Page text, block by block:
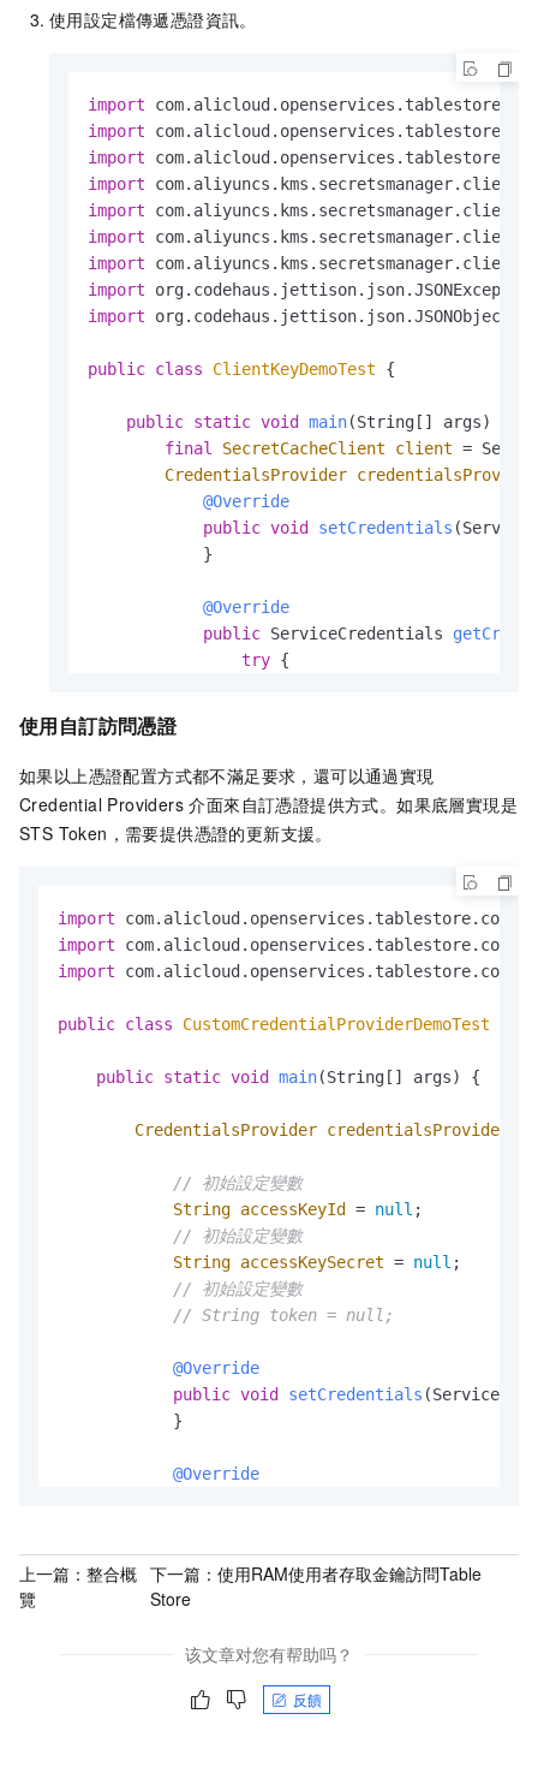
使用設定檔傳遞憑證資訊。
import
import
import
import
import
import
import
import
import org.codehaus.jettison.json.JSONObject;
public class ClientKeyDemoTest {
public static void main(String[] args)
final
SecretCacheClient client =
CredentialsProvider credentialsProvider
@Override
public void setCredentials
            }
@Override
public ServiceCredentials
try {
String accessKeyId
return
(CacheSecretException
                }
            }
        };
    }
使用自訂訪問憑證
如果以上憑證配置方式都不滿足要求，還可以通過實現
Credential Providers 介面來自訂憑證提供方式。如果底層實現是
STS Token，需要提供憑證的更新支援。
import
import
import
public class CustomCredentialProviderDemoTest
public static void main(String[] args) {
CredentialsProvider credentialsProvider
// 初始設定變數
String accessKeyId = null ;
// 初始設定變數
String accessKeySecret = null ;
// 初始設定變數
// String token = null;
@Override
public void setCredentials
            }
@Override
//自訂訪問憑證的擷取方法
// 返回 臨時憑證 access_key_id,
// 對於臨時憑證，需要根據到期時間，重
上一篇： 整合概
覽
下一篇：使用RAM使用者存取金鑰訪問Table
Store
该文章对您有帮助吗？
反饋